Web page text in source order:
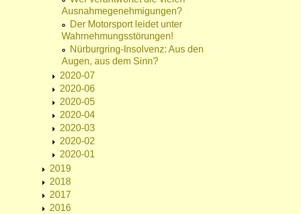
Ausnahmegenehmigungen?
Der Motorsport leidet unter
Wahrnehmungsstörungen!
Nürburgring-Insolvenz: Aus den
Augen, aus dem Sinn?
2020-07
2020-06
2020-05
2020-04
2020-03
2020-02
2020-01
2019
2018
2017
2016